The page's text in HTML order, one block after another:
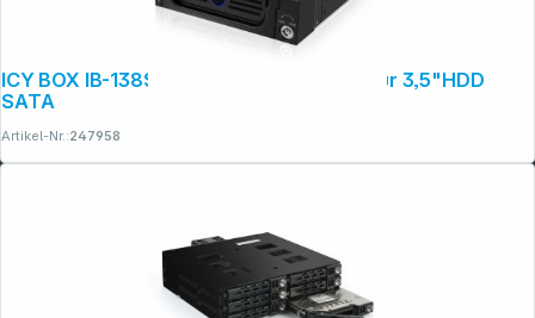
ICY BOX IB-138SK-B-II Wechselrahmen für 3,5"HDD
SATA
Artikel-Nr.:247958